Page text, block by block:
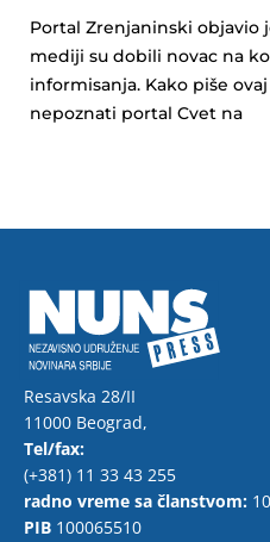
Portal Zrenjaninski objavio
mediji su dobili novac na
informisanja. Kako piše
nepoznati portal Cvet na
Resavska 28/II
11000 Beograd,
Tel/fax:
(+381) 11 33 43 255
radno vreme sa članstvom:
PIB 100065510